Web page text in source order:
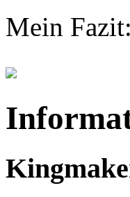
Mein Fazit: